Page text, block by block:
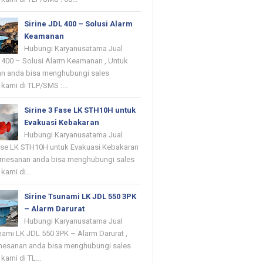
Sirine JDL 400 – Solusi Alarm
Keamanan
Hubungi Karyanusatama Jual
– Solusi Alarm Keamanan , Untuk
anda bisa menghubungi sales
di TLP/SMS :...
Sirine 3 Fase LK STH10H untuk
Evakuasi Kebakaran
Hubungi Karyanusatama Jual
LK STH10H untuk Evakuasi Kebakaran
anda bisa menghubungi sales
di...
Sirine Tsunami LK JDL 550 3PK
– Alarm Darurat
Hubungi Karyanusatama Jual
LK JDL 550 3PK – Alarm Darurat ,
anda bisa menghubungi sales
di TL...